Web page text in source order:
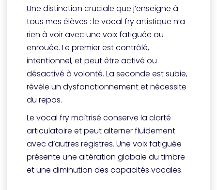
Une distinction cruciale que j’enseigne à
tous mes élèves : le vocal fry artistique n’a
rien à voir avec une voix fatiguée ou
enrouée. Le premier est contrôlé,
intentionnel, et peut être activé ou
désactivé à volonté. La seconde est subie,
révèle un dysfonctionnement et nécessite
du repos.
Le vocal fry maîtrisé conserve la clarté
articulatoire et peut alterner fluidement
avec d’autres registres. Une voix fatiguée
présente une altération globale du timbre
et une diminution des capacités vocales.